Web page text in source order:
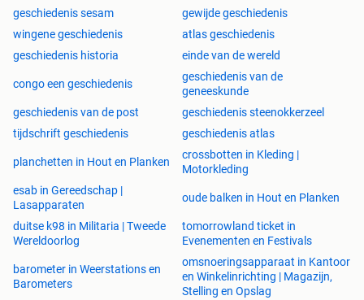
geschiedenis sesam
gewijde geschiedenis
wingene geschiedenis
atlas geschiedenis
geschiedenis historia
einde van de wereld
congo een geschiedenis
geschiedenis van de
geneeskunde
geschiedenis van de post
geschiedenis steenokkerzeel
tijdschrift geschiedenis
geschiedenis atlas
planchetten in Hout en Planken
crossbotten in Kleding |
Motorkleding
esab in Gereedschap |
Lasapparaten
oude balken in Hout en Planken
duitse k98 in Militaria | Tweede
Wereldoorlog
tomorrowland ticket in
Evenementen en Festivals
barometer in Weerstations en
Barometers
omsnoeringsapparaat in Kantoor
en Winkelinrichting | Magazijn,
Stelling en Opslag